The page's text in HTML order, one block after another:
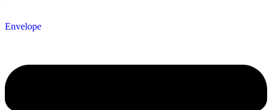
Envelope